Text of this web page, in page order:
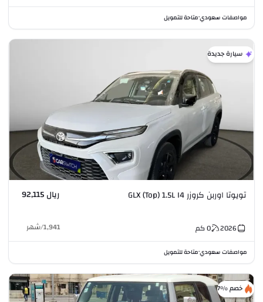
مواصفات سعودي•متاحة للتمويل
سيارة جديدة
تويوتا اوربن كروزر GLX (Top) 1.5L I4 ريال 92,115
2026
0كم 1,941
/شهر
مواصفات سعودي•متاحة للتمويل
خصم %7